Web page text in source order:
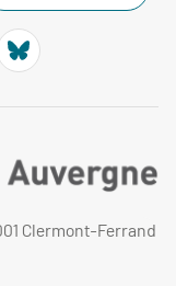
Clermont-Ferrand